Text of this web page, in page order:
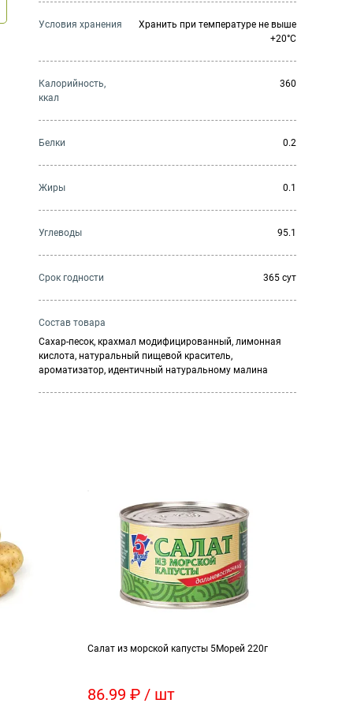
Условия хранения
Хранить при температуре не выше
+20°C
Калорийность,
ккал
360
Белки 0.2
Жиры 0.1
Углеводы 95.1
Cрок годности 365 сут
Состав товара
Сахар-песок, крахмал модифицированный, лимонная
кислота, натуральный пищевой краситель,
ароматизатор, идентичный натуральному малина
Салат из морской капусты 5Морей 220г
86.99 ₽ / шт